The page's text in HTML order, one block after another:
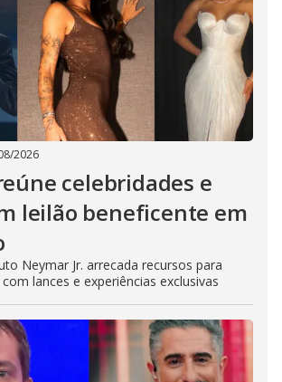
2026
celebridades e
leilão beneficente em
Neymar Jr. arrecada recursos para
lances e experiências exclusivas